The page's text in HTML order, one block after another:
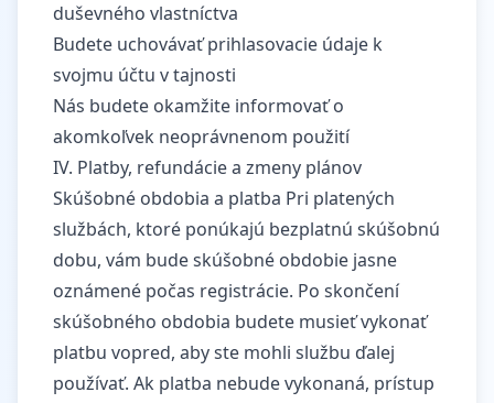
duševného vlastníctva
Budete uchovávať prihlasovacie údaje k
svojmu účtu v tajnosti
Nás budete okamžite informovať o
akomkoľvek neoprávnenom použití
IV. Platby, refundácie a zmeny plánov
Skúšobné obdobia a platba Pri platených
službách, ktoré ponúkajú bezplatnú skúšobnú
dobu, vám bude skúšobné obdobie jasne
oznámené počas registrácie. Po skončení
skúšobného obdobia budete musieť vykonať
platbu vopred, aby ste mohli službu ďalej
používať. Ak platba nebude vykonaná, prístup